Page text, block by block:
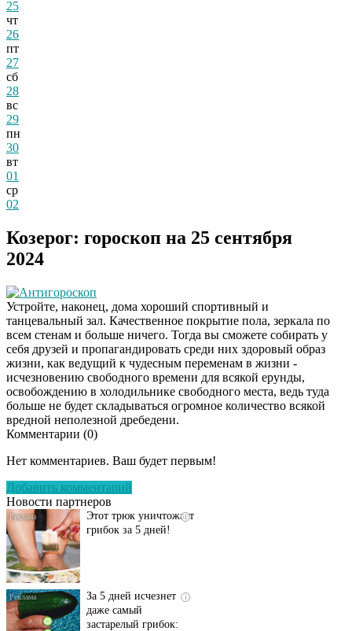
25
чт
26
пт
27
сб
28
вс
29
пн
30
вт
01
ср
02
Козерог: гороскоп на 25 сентября
2024
Антигороскоп
Устройте, наконец, дома хороший спортивный и
танцевальный зал. Качественное покрытие пола, зеркала по
всем стенам и больше ничего. Тогда вы сможете собирать у
себя друзей и пропагандировать среди них здоровый образ
жизни, как ведущий к чудесным переменам в жизни -
исчезновению свободного времени для всякой ерунды,
освобождению в холодильнике свободного места, ведь туда
больше не будет складываться огромное количество всякой
вредной неполезной дребедени.
Комментарии (0)
Нет комментариев. Ваш будет первым!
Добавить комментарий
Новости партнеров
Даже самый
исчезнет с корнем,
i
Этот трюк уничтожает
грибок за 5 дней!
i
За 5 дней исчезнет
даже самый
застарелый грибок: